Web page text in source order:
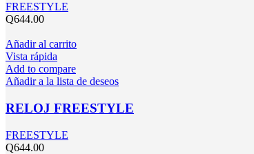
FREESTYLE
Q644.00
Añadir al carrito
Vista rápida
Add to compare
Añadir a la lista de deseos
RELOJ FREESTYLE
FREESTYLE
Q644.00